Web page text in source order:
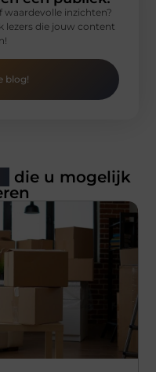
waardevolle inzichten?
lezers die jouw content
blog!
die u mogelijk